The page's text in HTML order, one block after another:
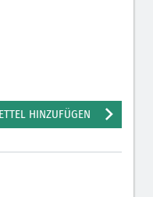
HINZUFÜGEN